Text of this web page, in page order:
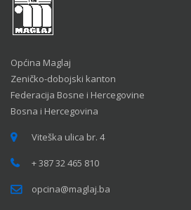
Općina Maglaj
Zeničko-dobojski kanton
Federacija Bosne i Hercegovine
Bosna i Hercegovina
Viteška ulica br. 4
+ 387 32 465 810
opcina@maglaj.ba